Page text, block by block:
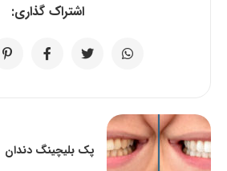
اشتراک گذاری:
پک بلیچینگ دندان